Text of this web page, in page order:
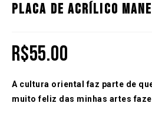
Placa de Acrílico
R$55.00
A cultura oriental faz parte de
muito feliz das minhas artes